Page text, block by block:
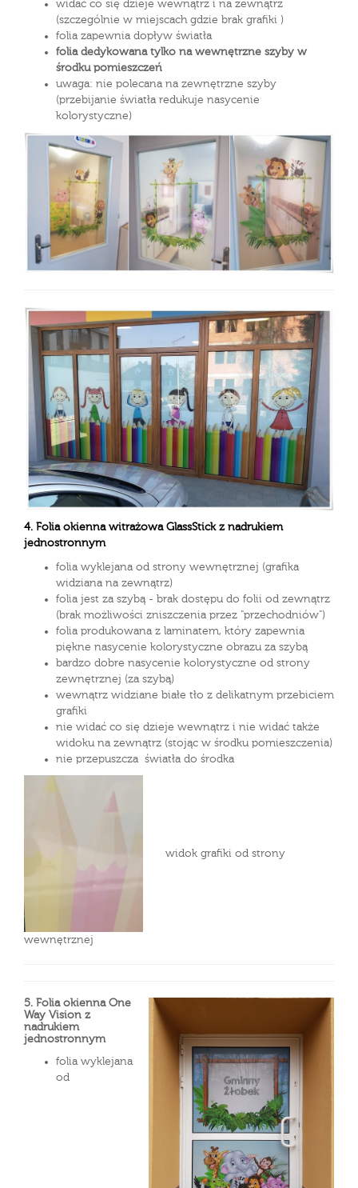
widać co się dzieje wewnątrz i na zewnątrz
(szczególnie w miejscach gdzie brak grafiki )
folia zapewnia dopływ światła
folia dedykowana tylko na wewnętrzne szyby w
środku pomieszczeń
uwaga: nie polecana na zewnętrzne szyby
(przebijanie światła redukuje nasycenie
kolorystyczne)
4. Folia okienna witrażowa GlassStick z nadrukiem
jednostronnym
folia wyklejana od strony wewnętrznej (grafika
widziana na zewnątrz)
folia jest za szybą - brak dostępu do folii od zewnątrz
(brak możliwości zniszczenia przez "przechodniów")
folia produkowana z laminatem, który zapewnia
piękne nasycenie kolorystyczne obrazu za szybą
bardzo dobre nasycenie kolorystyczne od strony
zewnętrznej (za szybą)
wewnątrz widziane białe tło z delikatnym przebiciem
grafiki
nie widać co się dzieje wewnątrz i nie widać także
widoku na zewnątrz (stojąc w środku pomieszczenia)
nie przepuszcza światła do środka
widok grafiki od strony
wewnętrznej
5. Folia okienna One
Way Vision z
nadrukiem
jednostronnym
folia wyklejana
od